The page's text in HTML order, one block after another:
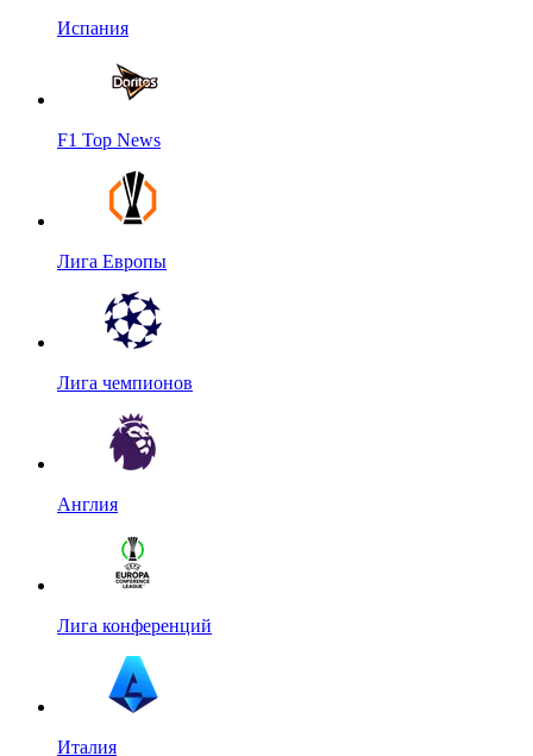
Испания
F1 Top News
Лига Европы
Лига чемпионов
Англия
Лига конференций
Италия